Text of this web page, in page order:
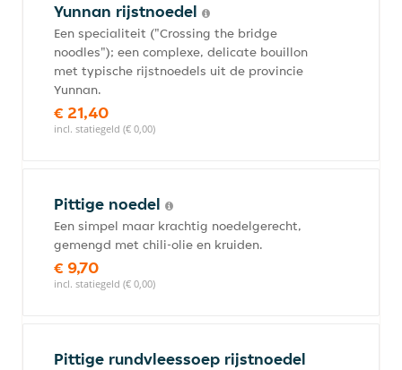
Yunnan rijstnoedel
Een specialiteit ("Crossing the bridge
noodles"); een complexe, delicate bouillon
met typische rijstnoedels uit de provincie
Yunnan.
€ 21,40
incl. statiegeld (€ 0,00)
Pittige noedel
Een simpel maar krachtig noedelgerecht,
gemengd met chili-olie en kruiden.
€ 9,70
incl. statiegeld (€ 0,00)
Pittige rundvleessoep rijstnoedel